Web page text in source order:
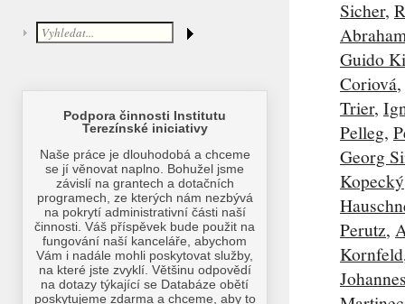
Sicher,
Guido
Coriová,
Trier,
Pelleg,
Georg
Kopecký
Perutz,
Kornfeld